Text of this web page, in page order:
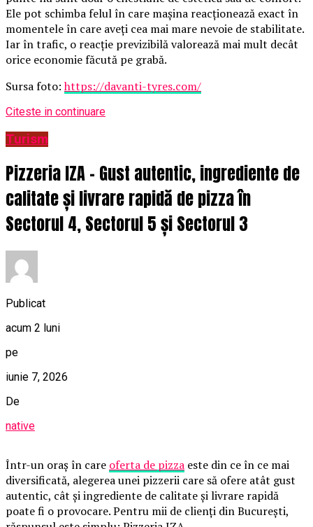
Ele pot schimba felul în care mașina reacționează exact în
momentele în care aveți cea mai mare nevoie de stabilitate.
Iar în trafic, o reacție previzibilă valorează mai mult decât
orice economie făcută pe grabă.
Sursa foto:https://davanti-tyres.com/
Citeste in continuare
Turism
Pizzeria IZA – Gust autentic, ingrediente de
calitate și livrare rapidă de pizza în
Sectorul 4, Sectorul 5 și Sectorul 3
Publicat
acum 2 luni
pe
iunie 7, 2026
De
native
Într-un oraș în care oferta de pizza este din ce în ce mai
diversificată, alegerea unei pizzerii care să ofere atât gust
autentic, cât și ingrediente de calitate și livrare rapidă
poate fi o provocare. Pentru mii de clienți din București,